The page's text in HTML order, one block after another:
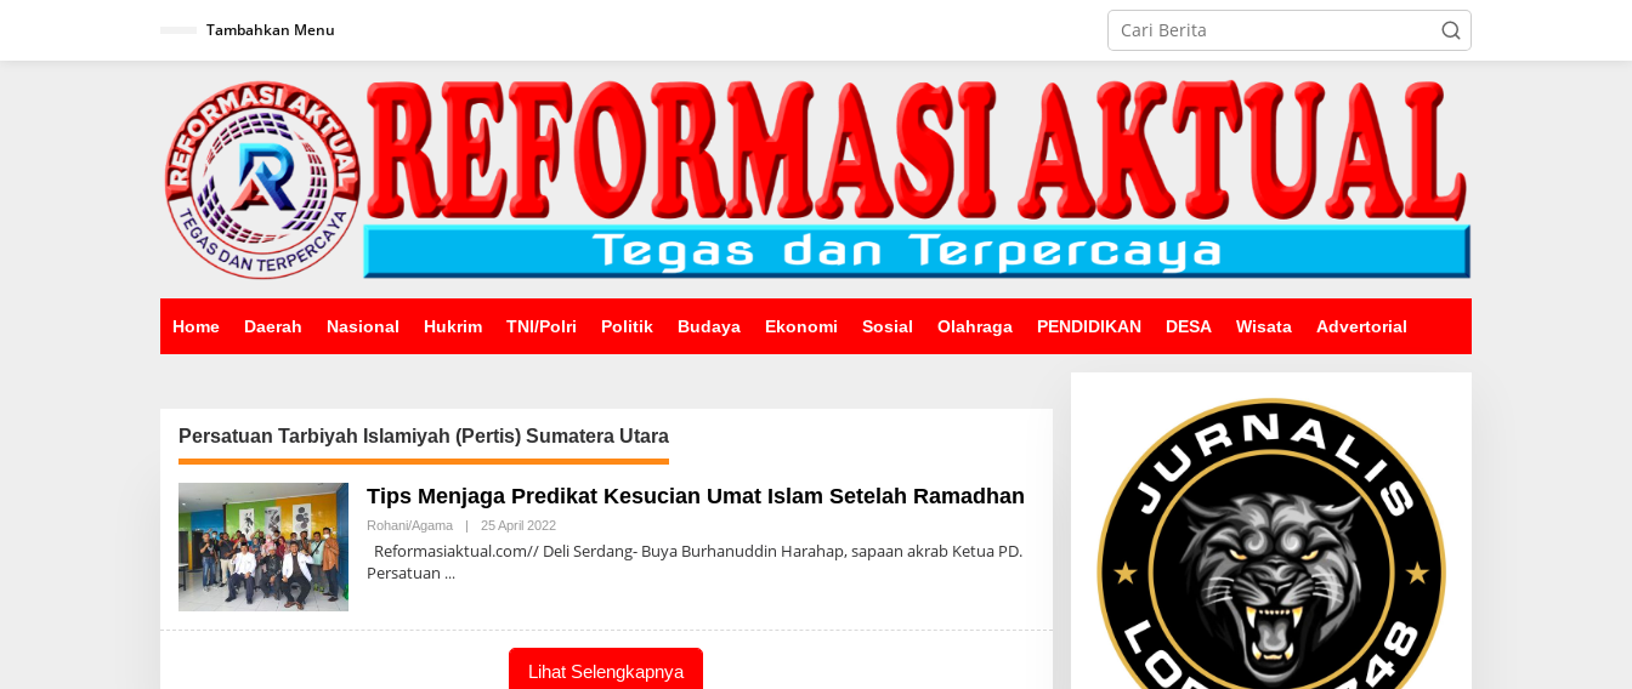
Tambahkan Menu
Home Daerah Nasional Hukrim TNI/Polri Politik Budaya Ekonomi Sosial Olahraga PENDIDIKAN DESA Wisata Advertorial
Persatuan Tarbiyah Islamiyah (Pertis) Sumatera Utara
Tips Menjaga Predikat Kesucian Umat Islam Setelah Ramadhan
Rohani/Agama | 25 April 2022Oleh
Reformasiaktual.com// Deli Serdang- Buya Burhanuddin Harahap, sapaan akrab Ketua PD.
Persatuan
Lihat Selengkapnya